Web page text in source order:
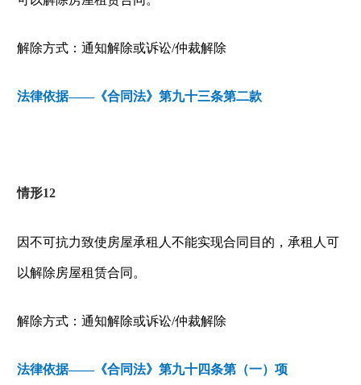
解除方式：通知解除或诉讼/仲裁解除
法律依据——《合同法》第九十三条第二款
情形12
因不可抗力致使房屋承租人不能实现合同目的，承租人可
以解除房屋租赁合同。
解除方式：通知解除或诉讼/仲裁解除
法律依据——《合同法》第九十四条第（一）项